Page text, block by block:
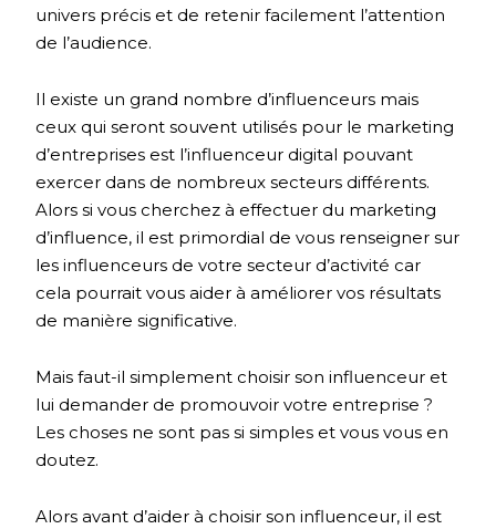
univers précis et de retenir facilement l’attention
de l’audience.
Il existe un grand nombre d’influenceurs mais
ceux qui seront souvent utilisés pour le marketing
d’entreprises est l’influenceur digital pouvant
exercer dans de nombreux secteurs différents.
Alors si vous cherchez à effectuer du marketing
d’influence, il est primordial de vous renseigner sur
les influenceurs de votre secteur d’activité car
cela pourrait vous aider à améliorer vos résultats
de manière significative.
Mais faut-il simplement choisir son influenceur et
lui demander de promouvoir votre entreprise ?
Les choses ne sont pas si simples et vous vous en
doutez.
Alors avant d’aider à choisir son influenceur, il est